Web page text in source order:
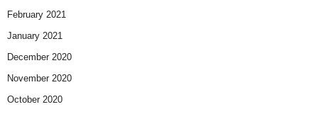
February 2021
January 2021
December 2020
November 2020
October 2020